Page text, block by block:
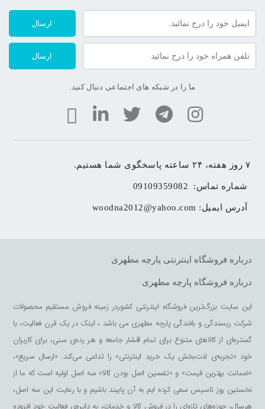
ارسال
ارسال
ما را در شبکه های اجتماعی دنبال کنید.
۷ روز هفته، ۲۴ ساعته پاسخگوی شما هستیم.
شماره تماس: 09109359082
آدرس ایمیل: woodna2012@yahoo.com
درباره فروشگاه اینترنتی پارچه مطهری
درباره فروشگاه پارچه مطهری
این سایت بزرگ‌ترین فروشگاه اینترنتی کشوردر زمینه فروش مستقیم محصولات
شرکت ریسندگی و بافندگی پارچه مطهری می باشد ، اینک در یک قرن فعالیت، با
گستره‌ای از کالاهای متنوع برای تمام اقشار جامعه و هر رده‌ی سنی، برای کاربران
خود «تجربه‌ی لذت‌بخش یک خرید اینترنتی» را تداعی می‌کند. «ارسال سریع»،
«ضمانت بهترین قیمت» و «تضمین اصل بودن کالا» سه اصل اولیه است که ما از
نخستین روز تاسیس سعی کرده ایم به آن پایبند باشیم و با رعایت این سه اصل،
هرسال، حوزه‌های تازه‌ای را در فروش کالا و خدمات، به دایره‌ی فعالیت خود افزوده